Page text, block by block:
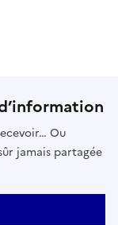
Ou
jamais partagée